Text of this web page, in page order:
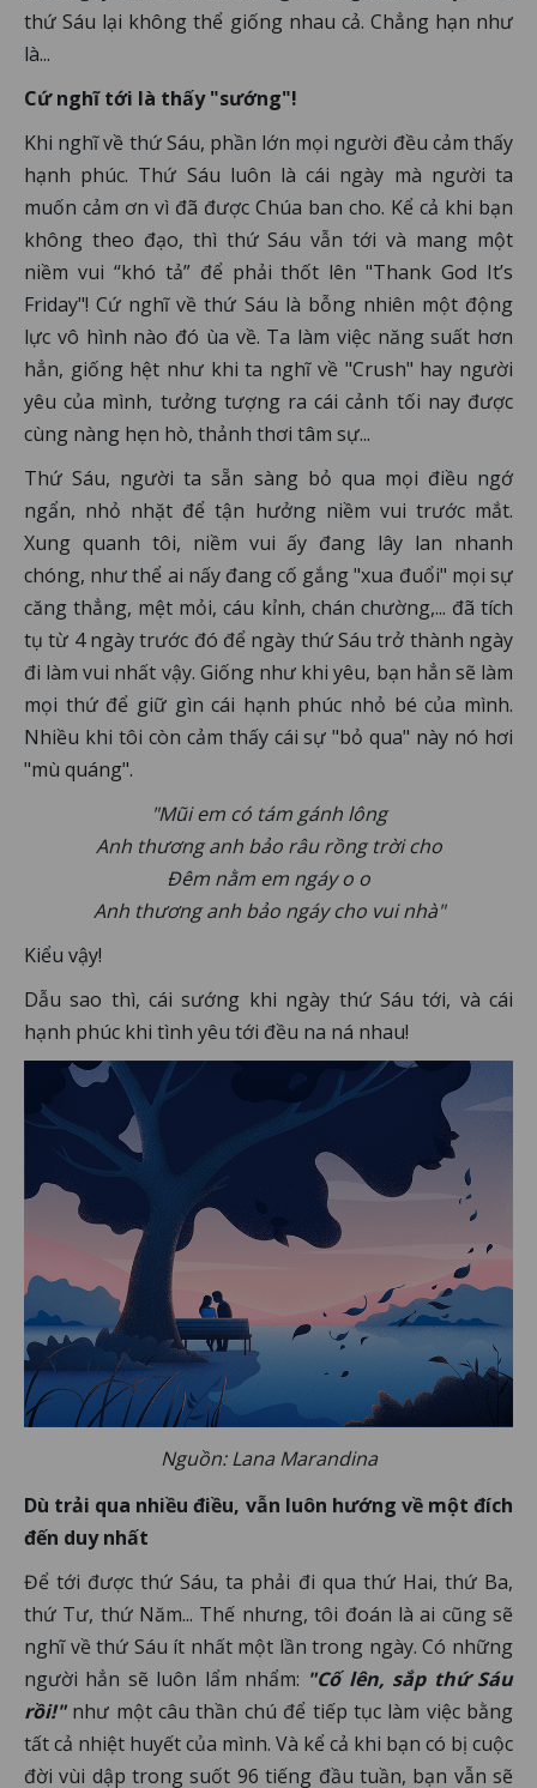
thứ Sáu lại không thể giống nhau cả. Chẳng hạn như
là...
Cứ nghĩ tới là thấy "sướng"!
Khi nghĩ về thứ Sáu, phần lớn mọi người đều cảm thấy
hạnh phúc. Thứ Sáu luôn là cái ngày mà người ta
muốn cảm ơn vì đã được Chúa ban cho. Kể cả khi bạn
không theo đạo, thì thứ Sáu vẫn tới và mang một
niềm vui “khó tả” để phải thốt lên "Thank God It’s
Friday"! Cứ nghĩ về thứ Sáu là bỗng nhiên một động
lực vô hình nào đó ùa về. Ta làm việc năng suất hơn
hẳn, giống hệt như khi ta nghĩ về "Crush" hay người
yêu của mình, tưởng tượng ra cái cảnh tối nay được
cùng nàng hẹn hò, thảnh thơi tâm sự...
Thứ Sáu, người ta sẵn sàng bỏ qua mọi điều ngớ
ngẩn, nhỏ nhặt để tận hưởng niềm vui trước mắt.
Xung quanh tôi, niềm vui ấy đang lây lan nhanh
chóng, như thể ai nấy đang cố gắng "xua đuổi" mọi sự
căng thẳng, mệt mỏi, cáu kỉnh, chán chường,... đã tích
tụ từ 4 ngày trước đó để ngày thứ Sáu trở thành ngày
đi làm vui nhất vậy. Giống như khi yêu, bạn hẳn sẽ làm
mọi thứ để giữ gìn cái hạnh phúc nhỏ bé của mình.
Nhiều khi tôi còn cảm thấy cái sự "bỏ qua" này nó hơi
"mù quáng".
"Mũi em có tám gánh lông
Anh thương anh bảo râu rồng trời cho
Đêm nằm em ngáy o o
Anh thương anh bảo ngáy cho vui nhà"
Kiểu vậy!
Dẫu sao thì, cái sướng khi ngày thứ Sáu tới, và cái
hạnh phúc khi tình yêu tới đều na ná nhau!
Nguồn: Lana Marandina
Dù trải qua nhiều điều, vẫn luôn hướng về một đích
đến duy nhất
Để tới được thứ Sáu, ta phải đi qua thứ Hai, thứ Ba,
thứ Tư, thứ Năm... Thế nhưng, tôi đoán là ai cũng sẽ
nghĩ về thứ Sáu ít nhất một lần trong ngày. Có những
người hẳn sẽ luôn lẩm nhẩm: "Cố lên, sắp thứ Sáu
rồi!"như một câu thần chú để tiếp tục làm việc bằng
tất cả nhiệt huyết của mình. Và kể cả khi bạn có bị cuộc
đời vùi dập trong suốt 96 tiếng đầu tuần, bạn vẫn sẽ